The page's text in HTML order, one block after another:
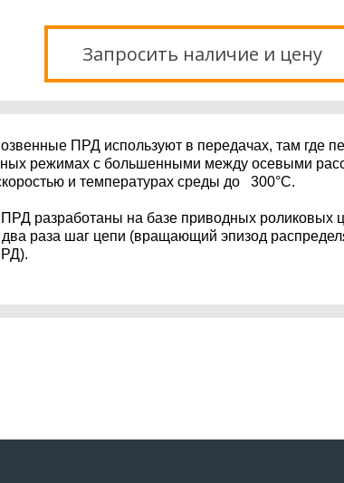
Запросить наличие и цену
ПРД используют в передачах, там где
режимах с большенными между осевыми
и температурах среды до 300°С.
разработаны на базе приводных роликовых
раза шаг цепи (вращающий эпизод